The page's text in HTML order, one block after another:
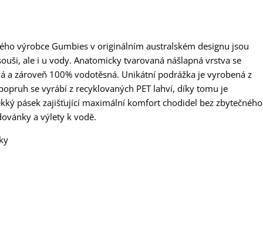
výrobce Gumbies v originálním australském designu jsou
ale i u vody. Anatomicky tvarovaná nášlapná vrstva se
a zároveň 100% vodotěsná. Unikátní podrážka je vyrobená z
se vyrábí z recyklovaných PET lahví, díky tomu je
pásek zajišťující maximální komfort chodidel bez zbytečného
a výlety k vodě.